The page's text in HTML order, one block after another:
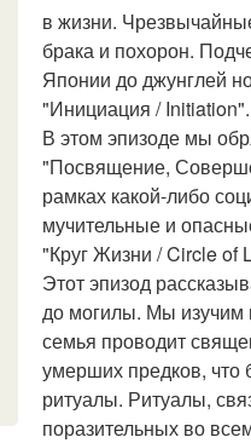
в жизни.
брака и похорон.
Японии до джунглей
"Инициация / Initiation".
В этом эпизоде мы
"Посвящение,
рамках какой-либо
мучительные и
"Круг Жизни / Circle of
Этот эпизод
до могилы. Мы изучим
семья проводит
умерших предков,
ритуалы. Ритуалы,
поразительных во